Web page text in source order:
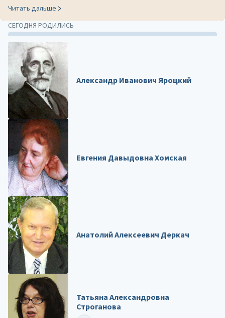
Читать дальше
СЕГОДНЯ РОДИЛИСЬ
Александр Иванович Яроцкий
Евгения Давыдовна Хомская
Анатолий Алексеевич Деркач
Татьяна Александровна
Строганова